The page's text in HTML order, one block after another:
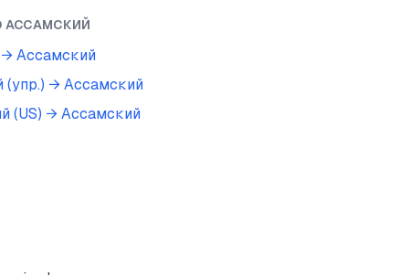
АССАМСКИЙ
Ассамский
(упр.) → Ассамский
(US) → Ассамский